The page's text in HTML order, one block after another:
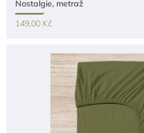
Nostalgie, metraž
149,00 Kč